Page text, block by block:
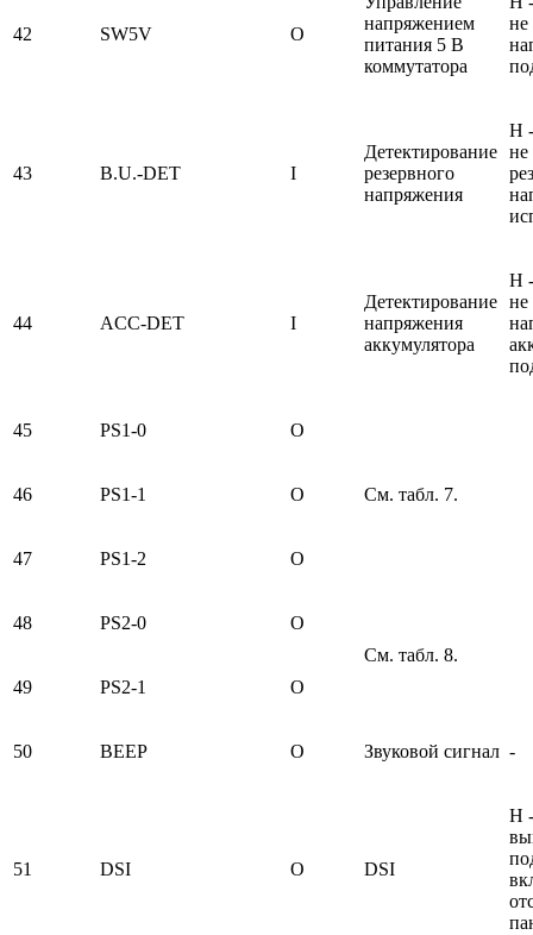
42 SW5V O
напряжением
питания 5 В
коммутатора
не
43 B.U.-DET I
Детектирование
резервного
напряжения
H
не
44 ACC-DET I
Детектирование
напряжения
аккумулятора
H
не
45 PS1-0 O
См. табл. 7.
46 PS1-1 O
47 PS1-2 O
48 PS2-0
O
См. табл. 8.
49
PS2-1 O
50 BEEP O Звуковой сигнал -
51 DSI O DSI
H